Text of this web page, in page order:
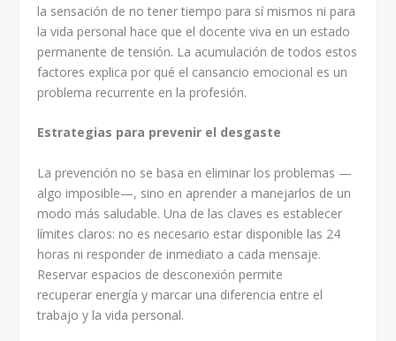
la sensación de no tener tiempo para sí mismos ni para
la vida personal hace que el docente viva en un estado
permanente de tensión. La acumulación de todos estos
factores explica por qué el cansancio emocional es un
problema recurrente en la profesión.
Estrategias para prevenir el desgaste
La prevención no se basa en eliminar los problemas —
algo imposible—, sino en aprender a manejarlos de un
modo más saludable. Una de las claves es establecer
límites claros: no es necesario estar disponible las 24
horas ni responder de inmediato a cada mensaje.
Reservar espacios de desconexión permite
recuperar energía y marcar una diferencia entre el
trabajo y la vida personal.